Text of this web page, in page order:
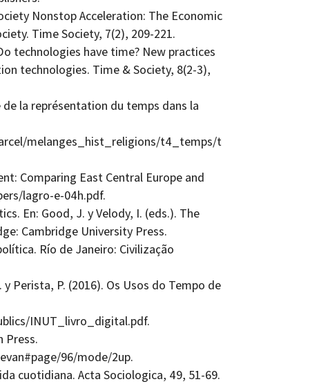
Nonstop Acceleration: The Economic
Time Society, 7(2), 209-221.
technologies have time? New practices
technologies. Time & Society, 8(2-3),
la représentation du temps dans la
melanges_hist_religions/t4_temps/t
Comparing East Central Europe and
lagro-e-04h.pdf.
En: Good, J. y Velody, I. (eds.). The
Cambridge University Press.
Río de Janeiro: Civilização
Perista, P. (2016). Os Usos do Tempo de
INUT_livro_digital.pdf.
Press.
96/mode/2up.
cuotidiana. Acta Sociologica, 49, 51-69.